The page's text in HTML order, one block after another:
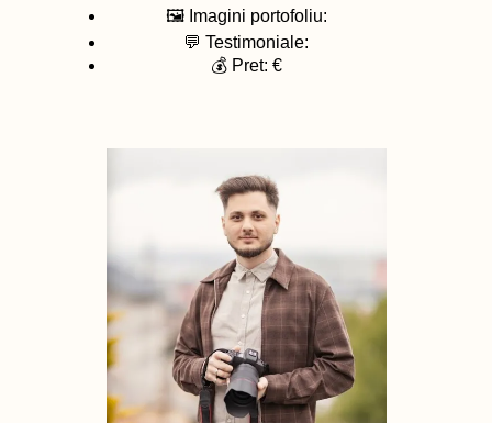
🖼️ Imagini portofoliu:
💬 Testimoniale:
💰 Pret: €